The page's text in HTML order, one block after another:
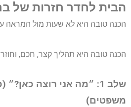
הבית לחדר חזרות של
הכנה טובה היא לא שעות מול המראה
הכנה טובה היא תהליך קצר, חכם,
שלב 1: ״מה אני רוצה
משפטים)